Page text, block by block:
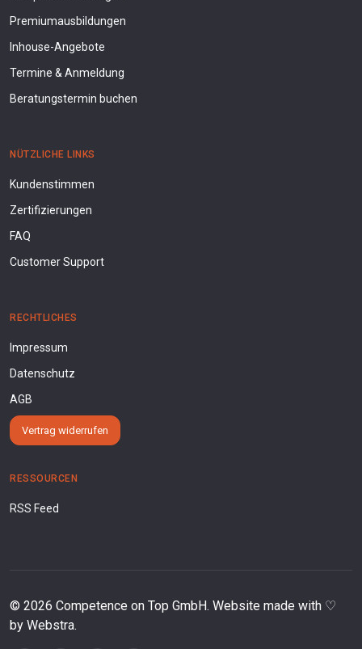
Premiumausbildungen
Inhouse-Angebote
Termine & Anmeldung
Beratungstermin buchen
NÜTZLICHE LINKS
Kundenstimmen
Zertifizierungen
FAQ
Customer Support
RECHTLICHES
Impressum
Datenschutz
AGB
Vertrag widerrufen
RESSOURCEN
RSS Feed
© 2026 Competence on Top GmbH. Website made with ♡
by Webstra.